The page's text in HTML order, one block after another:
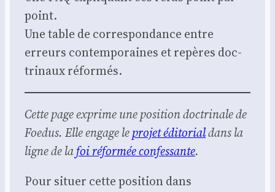
point.
Une table de cor­res­pon­dance entre
erreurs contem­po­raines et repères doc­
tri­naux réfor­més.
Cette page exprime une posi­tion doc­tri­nale de
Foe­dus. Elle engage lepro­jet édi­to­rialdans la
ligne de lafoi réfor­mée confes­sante.
Pour situer cette posi­tion dans